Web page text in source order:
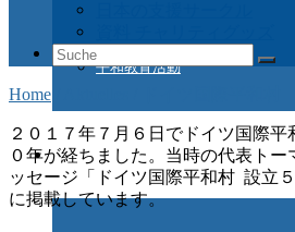
平和教育活動
ドイツ国際平和村とは
Suche
nach:
Home
２０１７年７月６日でドイツ国際平
０年が経ちました。当時の代表トー
ッセージ「ドイツ国際平和村 設立
に掲載しています。